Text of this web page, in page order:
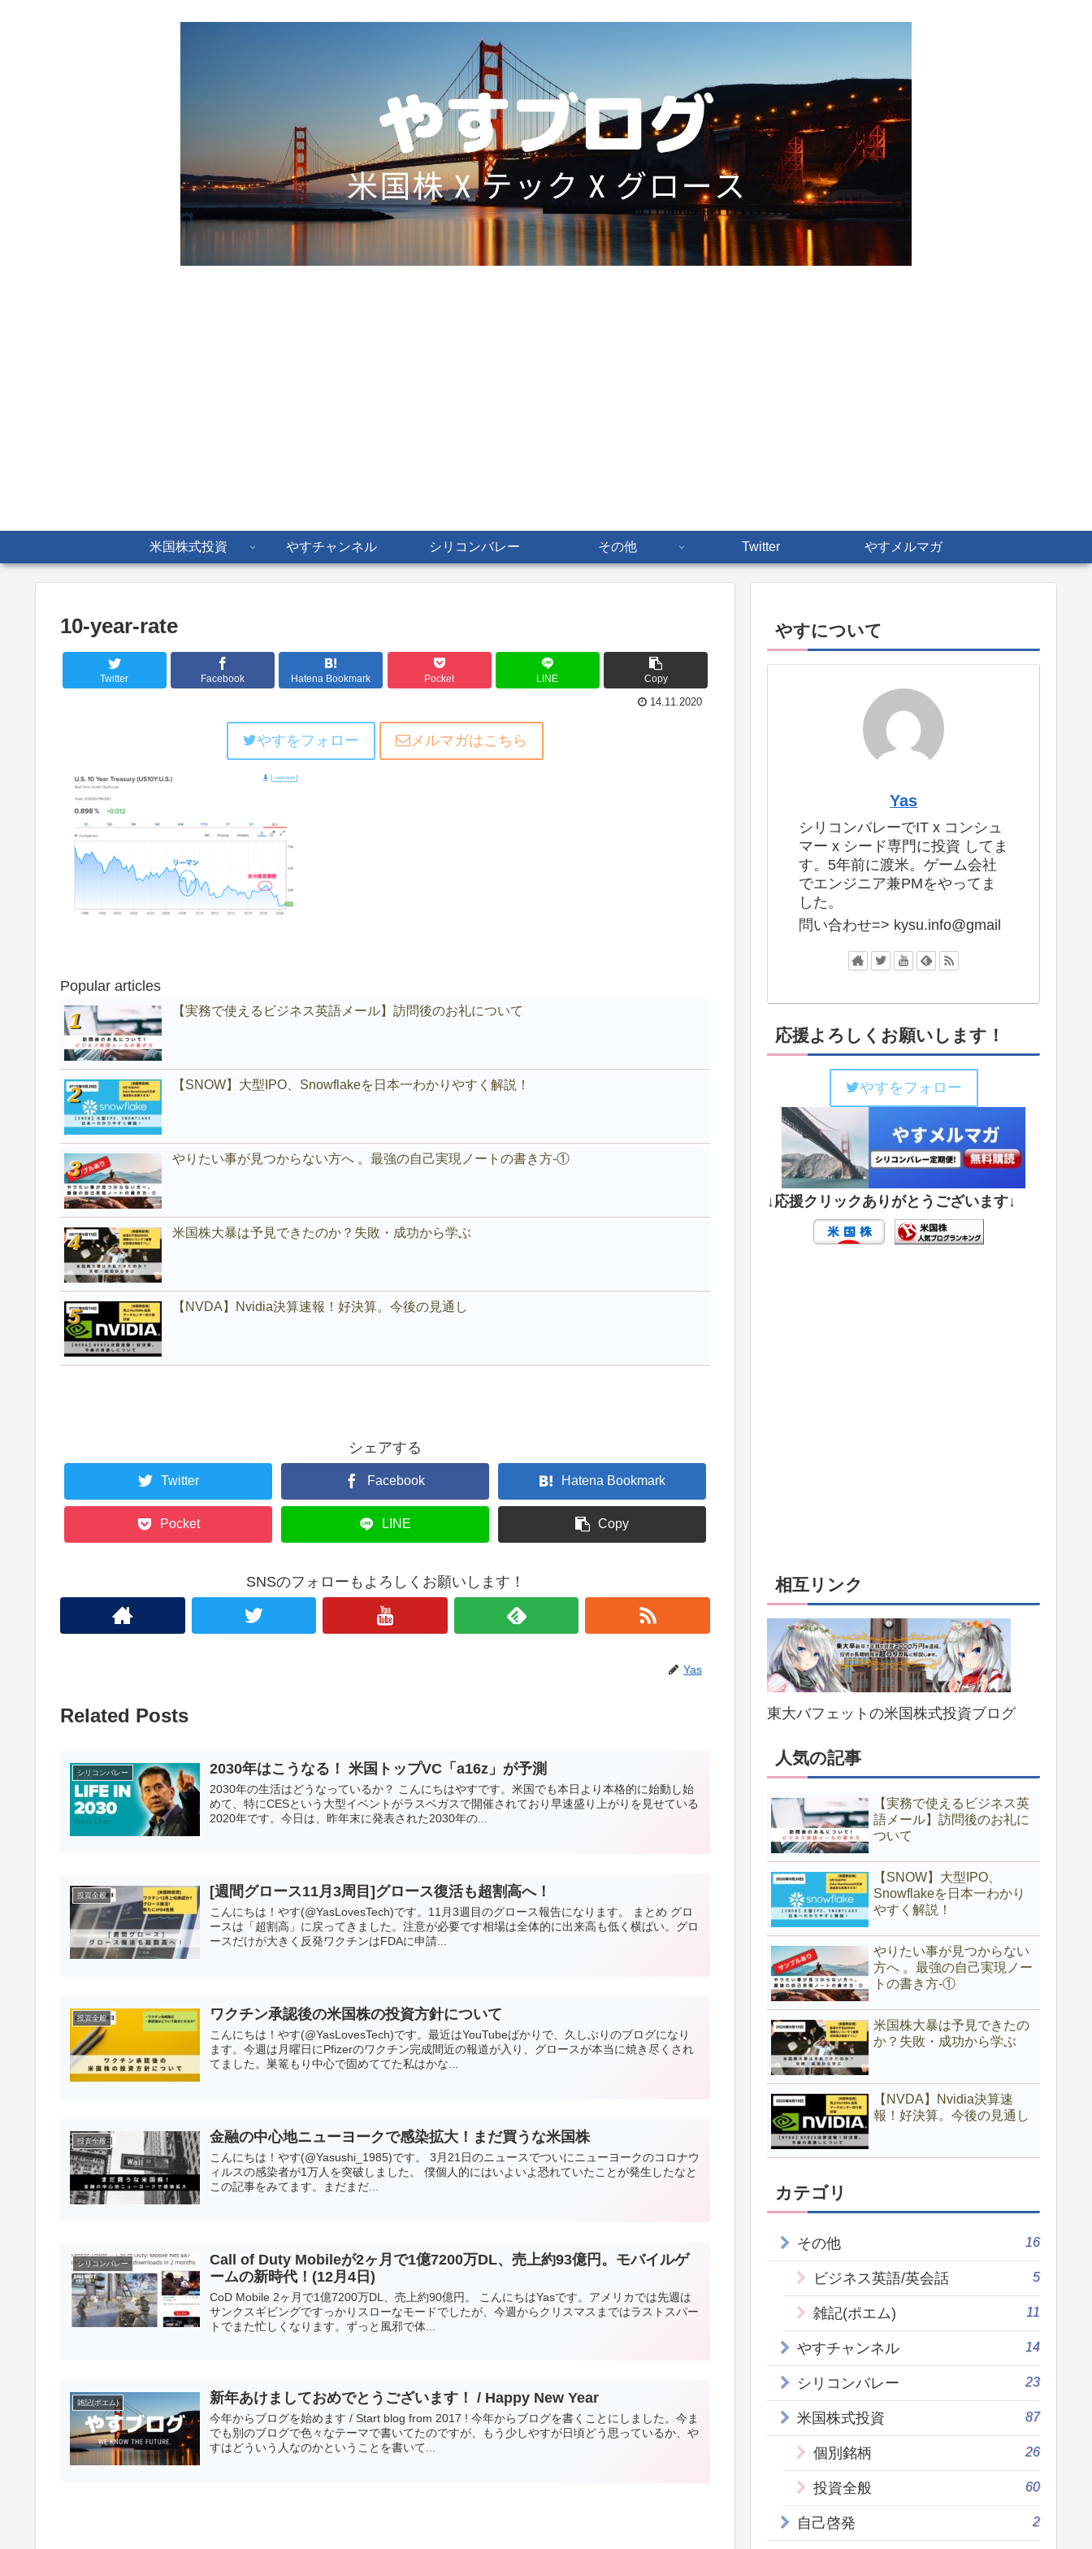
米国株式投資 やすチャンネル シリコンバレー その他 Twitter やすメルマガ
10-year-rate
Twitter Facebook Hatena Bookmark Pocket LINE Copy
14.11.2020
やすをフォロー メルマガはこちら
Popular articles
【実務で使えるビジネス英語メール】訪問後のお礼について
【SNOW】大型IPO、Snowflakeを日本一わかりやすく解説！
やりたい事が見つからない方へ 。最強の自己実現ノートの書き方-①
米国株大暴は予見できたのか？失敗・成功から学ぶ
【NVDA】Nvidia決算速報！好決算。今後の見通し
シェアする
Twitter Facebook Hatena Bookmark
Pocket LINE Copy
SNSのフォローもよろしくお願いします！
Yas
Related Posts
シリコンバレー 2030年はこうなる！ 米国トップVC「a16z」が予測
2030年の生活はどうなっているか？ こんにちはやすです。米国でも本日より本格的に始動し始
めて、特にCESという大型イベントがラスベガスで開催されており早速盛り上がりを見せている
2020年です。今日は、昨年末に発表された2030年の...
投資全般 [週間グロース11月3周目]グロース復活も超割高へ！
こんにちは！やす(@YasLovesTech)です。11月3週目のグロース報告になります。 まとめ グロ
ースは「超割高」に戻ってきました。注意が必要です相場は全体的に出来高も低く横ばい。グロ
ースだけが大きく反発ワクチンはFDAに申請...
投資全般 ワクチン承認後の米国株の投資方針について
こんにちは！やす(@YasLovesTech)です。最近はYouTubeばかりで、久しぶりのブログになり
ます。今週は月曜日にPfizerのワクチン完成間近の報道が入り、グロースが本当に焼き尽くされ
てました。巣篭もり中心で固めててた私はかな...
投資全般 金融の中心地ニューヨークで感染拡大！まだ買うな米国株
こんにちは！やす(@Yasushi_1985)です。 3月21日のニュースでついにニューヨークのコロナウ
ィルスの感染者が1万人を突破しました。 僕個人的にはいよいよ恐れていたことが発生したなと
この記事をみてます。まだまだ...
シリコンバレー
Call of Duty Mobileが2ヶ月で1億7200万DL、売上約93億円。モバイルゲ
ームの新時代！(12月4日)
CoD Mobile 2ヶ月で1億7200万DL、売上約90億円。 こんにちはYasです。アメリカでは先週は
サンクスギビングですっかりスローなモードでしたが、今週からクリスマスまではラストスパー
トでまた忙しくなります。ずっと風邪で体...
雑記(ポエム) 新年あけましておめでとうございます！ / Happy New Year
今年からブログを始めます / Start blog from 2017 ! 今年からブログを書くことにしました。今ま
でも別のブログで色々なテーマで書いてたのですが、もう少しやすが日頃どう思っているか、や
すはどういう人なのかということを書いて...
やすについて
Yas
シリコンバレーでIT x コンシュ
マー x シード専門に投資 してま
す。5年前に渡米。ゲーム会社
でエンジニア兼PMをやってま
した。
問い合わせ=> kysu.info@gmail
応援よろしくお願いします！
やすをフォロー
↓応援クリックありがとうございます↓
相互リンク
東大バフェットの米国株式投資ブログ
人気の記事
【実務で使えるビジネス英
語メール】訪問後のお礼に
ついて
【SNOW】大型IPO、
Snowflakeを日本一わかり
やすく解説！
やりたい事が見つからない
方へ 。最強の自己実現ノー
トの書き方-①
米国株大暴は予見できたの
か？失敗・成功から学ぶ
【NVDA】Nvidia決算速
報！好決算。今後の見通し
カテゴリ
その他 16
ビジネス英語/英会話 5
雑記(ポエム) 11
やすチャンネル 14
シリコンバレー 23
米国株式投資 87
個別銘柄 26
投資全般 60
自己啓発 2